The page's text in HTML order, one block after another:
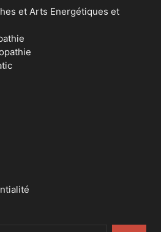
et Arts Energétiques et